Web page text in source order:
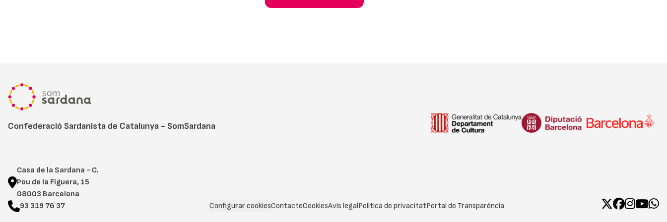
Confederació Sardanista de Catalunya - SomSardana
Casa de la Sardana - C.
Pou de la Figuera, 15
08003 Barcelona
93 319 76 37
Configurar cookiesContacteCookiesAvís legalPolítica de privacitatPortal de Transparència